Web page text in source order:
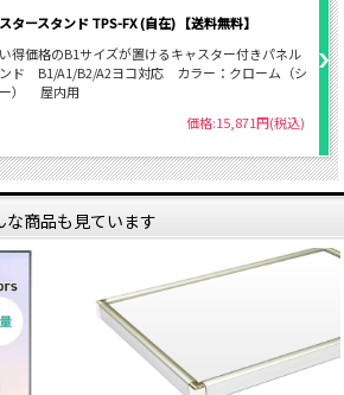
タースタンド TPS-FX (自在) 【送料無料】
得価格のB1サイズが置けるキャスター付きパネル
ド B1/A1/B2/A2ヨコ対応 カラー：クローム（シ
） 屋内用
価格:15,871円(税込)
な商品も見ています